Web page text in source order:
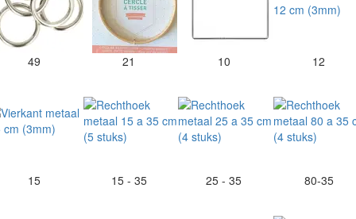
49 21 10 12
15 15 - 35 25 - 35 80-35